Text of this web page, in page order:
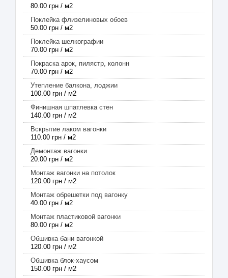
80.00 грн / м2
Поклейка флизелиновых обоев
50.00 грн / м2
Поклейка шелкографии
70.00 грн / м2
Покраска арок, пилястр, колонн
70.00 грн / м2
Утепление балкона, лоджии
100.00 грн / м2
Финишная шпатлевка стен
140.00 грн / м2
Вскрытие лаком вагонки
110.00 грн / м2
Демонтаж вагонки
20.00 грн / м2
Монтаж вагонки на потолок
120.00 грн / м2
Монтаж обрешетки под вагонку
40.00 грн / м2
Монтаж пластиковой вагонки
80.00 грн / м2
Обшивка бани вагонкой
120.00 грн / м2
Обшивка блок-хаусом
150.00 грн / м2